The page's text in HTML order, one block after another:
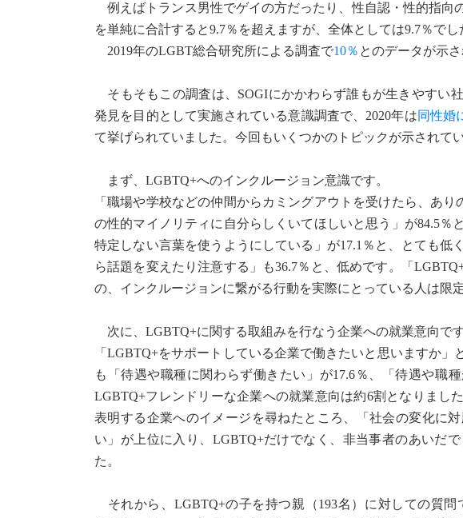
例えばトランス男性でゲイの方だったり、性自認・性的指向
を単純に合計すると9.7％を超えますが、全体としては9.7％でし
2019年のLGBT総合研究所による調査で10％ とのデータが示
そもそもこの調査は、SOGIにかかわらず誰もが生きやすい
発見を目的として実施されている意識調査で、2020年は同性婚
て挙げられていました。今回もいくつかのトピックが示されてい
まず、LGBTQ+へのインクルージョン意識です。
「職場や学校などの仲間からカミングアウトを受けたら、あ
の性的マイノリティに自分らしくいてほしいと思う」が84.5
特定しない言葉を使うようにしている」が17.1％と、とても
ら話題を変えたり注意する」も36.7％と、低めです。「
の、インクルージョンに繋がる行動を実際にとっている人は限
次に、LGBTQ+に関する取組みを行なう企業への就業意向です
「LGBTQ+をサポートしている企業で働きたいと思いますか
も「待遇や職種に関わらず働きたい」が17.6％、「待遇や職
LGBTQ+フレンドリーな企業への就業意向は約6割となりまし
表明する企業へのイメージを尋ねたところ、「社会の変化に
い」が上位に入り、LGBTQ+だけでなく、非当事者のあいだ
た。
それから、LGBTQ+の子を持つ親（193名）に対しての質